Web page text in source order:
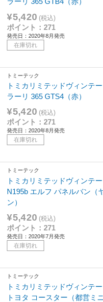
¥5,420 (税込)
ポイント：271
発売日：2020年8月発売
在庫切れ
トミーテック
トミカリミテッドヴィンテ
ラーリ 365 GTS4（赤）
¥5,420 (税込)
ポイント：271
発売日：2020年8月発売
在庫切れ
トミーテック
トミカリミテッドヴィンテ
N195b エルフ パネルバン（
ン）
¥5,420 (税込)
ポイント：271
発売日：2020年7月発売
在庫切れ
トミーテック
トミカリミテッドヴィンテ
トヨタ コースター（都営ミ